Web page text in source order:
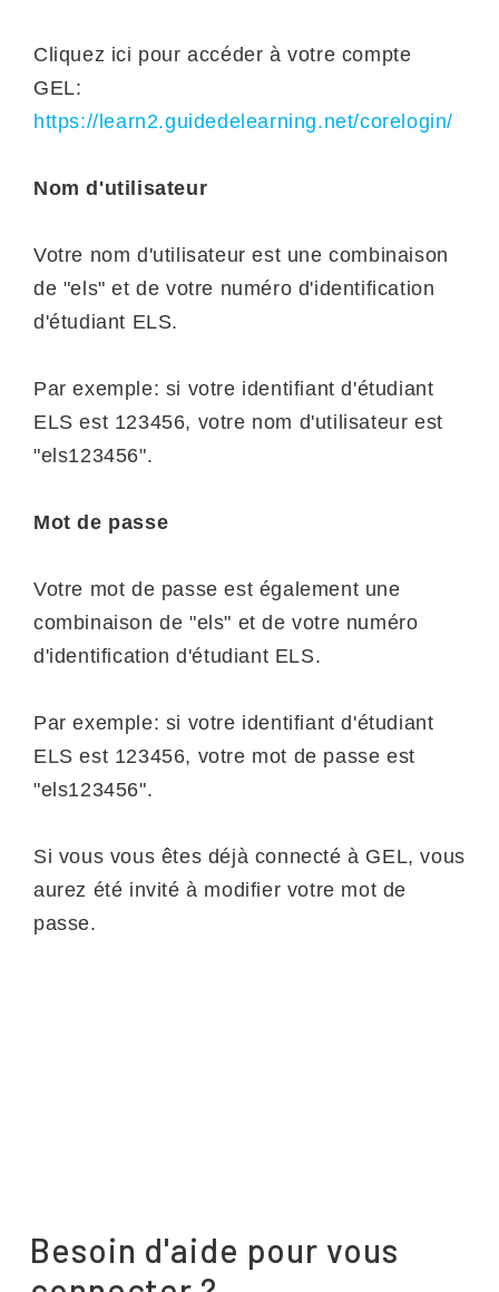
Cliquez ici pour accéder à votre compte
GEL:
https://learn2.guidedelearning.net/corelogin/
Nom d'utilisateur
Votre nom d'utilisateur est une combinaison
de "els" et de votre numéro d'identification
d'étudiant ELS.
Par exemple: si votre identifiant d'étudiant
ELS est 123456, votre nom d'utilisateur est
"els123456".
Mot de passe
Votre mot de passe est également une
combinaison de "els" et de votre numéro
d'identification d'étudiant ELS.
Par exemple: si votre identifiant d'étudiant
ELS est 123456, votre mot de passe est
"els123456".
Si vous vous êtes déjà connecté à GEL, vous
aurez été invité à modifier votre mot de
passe.
Besoin d'aide pour vous